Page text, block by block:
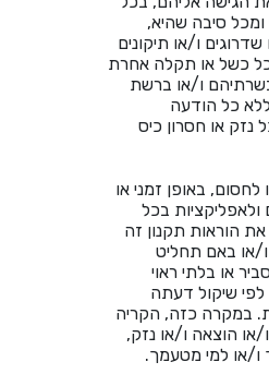
סיבה שהיא,
שדרוגים ו/או תיקונים
כשל או תקלה אחרת
ו/או ברשת
כל הודעה
נזק או חסרון כיס
באופן זמני או
בכל
הוראות תקנון זה
או באם תחליט
או בלתי ראוי
לפי שיקול דעתה
במקרה כזה, הקריה
הוצאה ו/או נזק,
ו/או למי מטעמך.